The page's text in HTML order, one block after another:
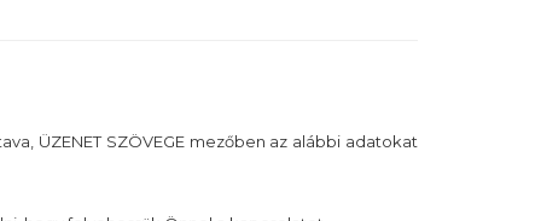
ÜZENET SZÖVEGE mezőben az alábbi adatokat